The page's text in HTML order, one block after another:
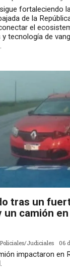
fortaleciendo
de la
el
tecnología de
tras un
camión
Policiales/Judiciales 06
impactaron en